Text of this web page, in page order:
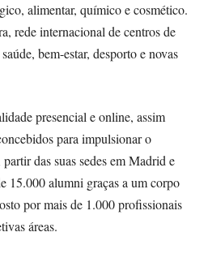
alimentar, químico e cosmético.
rede internacional de centros de
bem-estar, desporto e novas
presencial e online, assim
para impulsionar o
das suas sedes em Madrid e
15.000 alumni graças a um corpo
por mais de 1.000 profissionais
áreas.